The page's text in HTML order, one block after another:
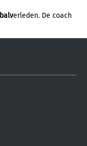
balverleden. De coach